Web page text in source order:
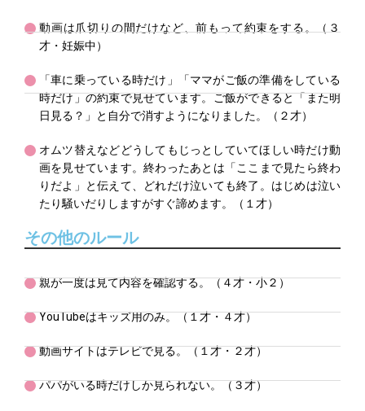
動画は爪切りの間だけなど、前もって約束をする。（３
才・妊娠中）
「車に乗っている時だけ」「ママがご飯の準備をしている
時だけ」の約束で見せています。ご飯ができると「また明
日見る？」と自分で消すようになりました。（２才）
オムツ替えなどどうしてもじっとしていてほしい時だけ動
画を見せています。終わったあとは「ここまで見たら終わ
りだよ」と伝えて、どれだけ泣いても終了。はじめは泣い
たり騒いだりしますがすぐ諦めます。（１才）
その他のルール
親が一度は見て内容を確認する。（４才・小２）
YouTubeはキッズ用のみ。（１才・４才）
動画サイトはテレビで見る。（１才・２才）
パパがいる時だけしか見られない。（３才）